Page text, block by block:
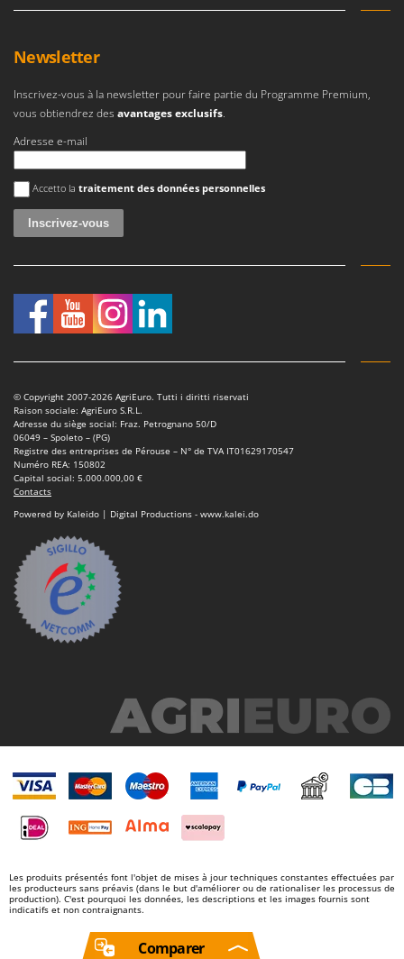
Newsletter
Inscrivez-vous à la newsletter pour faire partie du Programme Premium,
vous obtiendrez des avantages exclusifs.
Adresse e-mail
Une erreur est survenue
Accetto la traitement des données personnelles
© Copyright 2007-2026 AgriEuro. Tutti i diritti riservati
Raison sociale: AgriEuro S.R.L.
Adresse du siège social: Fraz. Petrognano 50/D
06049 – Spoleto – (PG)
Registre des entreprises de Pérouse – N° de TVA IT01629170547
Numéro REA: 150802
Capital social: 5.000.000,00 €
Contacts
Powered by Kaleido | Digital Productions - www.kalei.do
Les produits présentés font l'objet de mises à jour techniques constantes effectuées par
les producteurs sans préavis (dans le but d'améliorer ou de rationaliser les processus de
production). C'est pourquoi les données, les descriptions et les images fournis sont
indicatifs et non contraignants.
Comparer